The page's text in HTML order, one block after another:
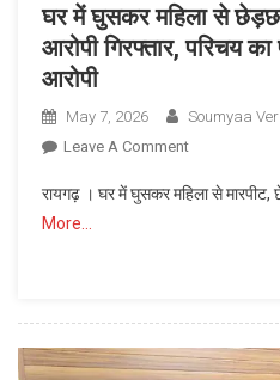
घर में घुसकर महिला से
आरोपी गिरफ्तार, परिचय
आरोपी
May 7, 2026
Soumyaa
Leave A CommentOn
में
मारपीट
रायगढ़ । घर में घुसकर महिला से
More…